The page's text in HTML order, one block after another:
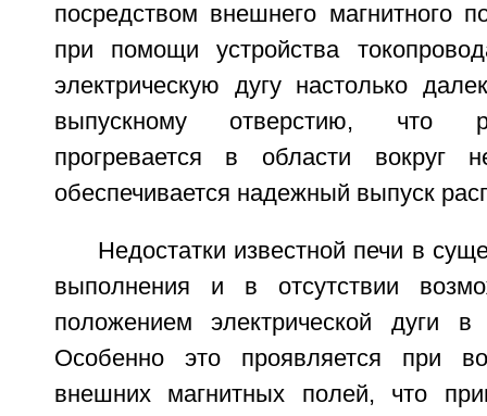
посредством внешнего магнитного
при помощи устройства
электрическую дугу настолько
выпускному отверстию, что
прогревается в области
обеспечивается надежный выпуск
Недостатки известной печи в
выполнения и в отсутствии
положением электрической дуги
Особенно это проявляется при
внешних магнитных полей, что